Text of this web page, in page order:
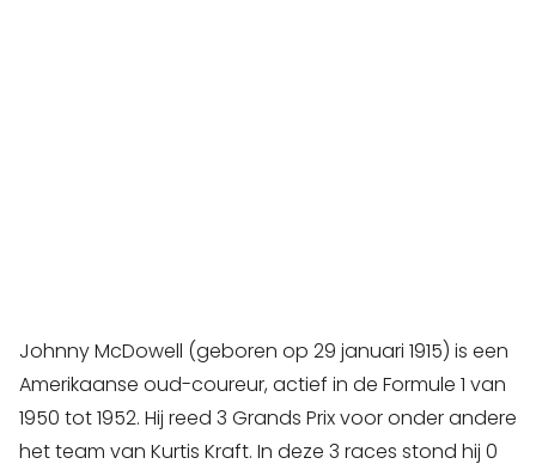
Johnny McDowell (geboren op 29 januari 1915) is een
Amerikaanse oud-coureur, actief in de Formule 1 van
1950 tot 1952. Hij reed 3 Grands Prix voor onder andere
het team van Kurtis Kraft. In deze 3 races stond hij 0